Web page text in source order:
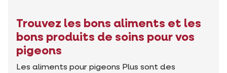
Trouvez les bons aliments et les
bons produits de soins pour vos
pigeons
Les aliments pour pigeons Plus sont des